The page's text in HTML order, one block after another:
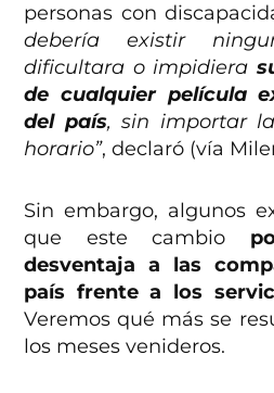
personas con
debería existir
dificultara o impidiera
de cualquier película
del país, sin importar
horario”, declaró (vía
Sin embargo, algunos
que este cambio
desventaja a las
país frente a los
Veremos qué más se
los meses venideros.